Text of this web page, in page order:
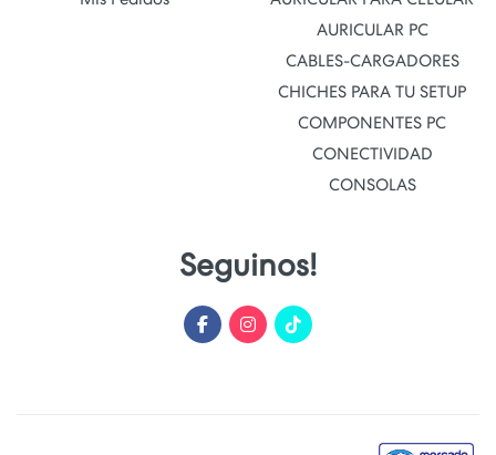
AURICULAR PC
CABLES-CARGADORES
CHICHES PARA TU SETUP
COMPONENTES PC
CONECTIVIDAD
CONSOLAS
Seguinos!